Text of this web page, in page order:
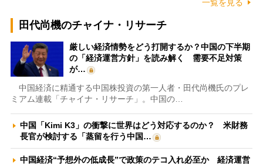
一覧を見る
田代尚機のチャイナ・リサーチ
厳しい経済情勢をどう打開するか？中国の下半期
の「経済運営方針」を読み解く 需要不足対策
が…
中国経済に精通する中国株投資の第一人者・田代尚機氏のプレ
ミアム連載「チャイナ・リサーチ」。中国の…
中国「Kimi K3」の衝撃に世界はどう対応するのか？ 米財務
長官が検討する「蒸留を行う中国…
中国経済“予想外の低成長”で政策のテコ入れ必至か 経済運営